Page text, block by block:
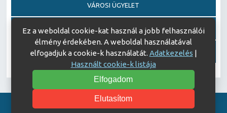
VÁROSI ÜGYELET
EGÉSZSÉGFEJLESZTŐ KÓRHÁZ DÍJ PÁLYÁZAT
AJÁNDÉKOZÁSI OKIRATOK
Ez a weboldal cookie-kat használ a jobb felhasználói
élmény érdekében. A weboldal használatával
elfogadjuk a cookie-k használatát. Adatkezelés |
Használt cookie-k listája
Elfogadom
Elutasítom